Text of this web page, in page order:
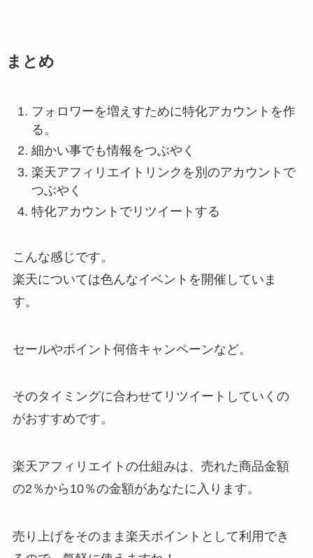
まとめ
フォロワーを増えすために特化アカウントを作
る。
細かい事でも情報をつぶやく
楽天アフィリエイトリンクを別のアカウントで
つぶやく
特化アカウントでリツイートする
こんな感じです。
楽天については色んなイベントを開催していま
す。
セールやポイント何倍キャンペーンなど。
そのタイミングに合わせてリツイートしていくの
がおすすめです。
楽天アフィリエイトの仕組みは、売れた商品金額
の2％から10％の金額があなたに入ります。
売り上げをそのまま楽天ポイントとして利用でき